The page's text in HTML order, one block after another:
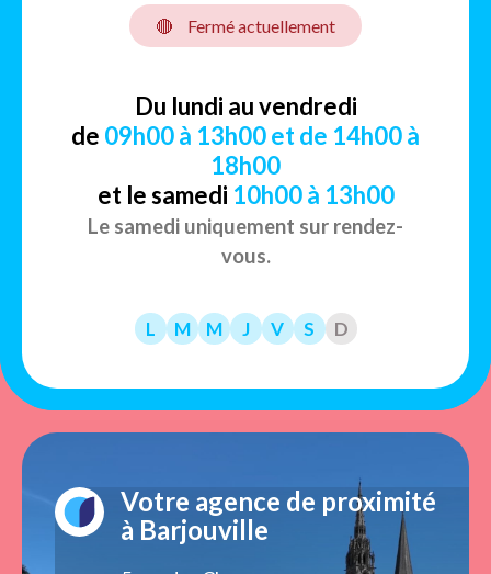
🔴 Fermé actuellement
Du lundi au vendredi
de 09h00 à 13h00 et de 14h00 à
18h00
et le samedi 10h00 à 13h00
Le samedi uniquement sur rendez-
vous.
L M M J V S D
Votre agence de proximité
à Barjouville